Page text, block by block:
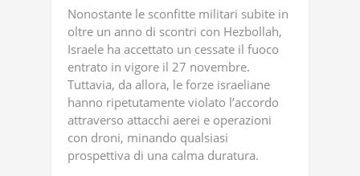
Nonostante le sconfitte militari subite in
oltre un anno di scontri con Hezbollah,
Israele ha accettato un cessate il fuoco
entrato in vigore il 27 novembre.
Tuttavia, da allora, le forze israeliane
hanno ripetutamente violato l’accordo
attraverso attacchi aerei e operazioni
con droni, minando qualsiasi
prospettiva di una calma duratura.